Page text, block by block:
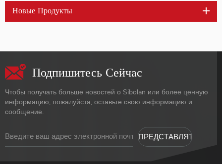
Новые Продукты
Подпишитесь Сейчас
Чтобы получать больше новостей о Sibolan или более ценную
информацию, пожалуйста, оставьте свою информацию и
сообщение.